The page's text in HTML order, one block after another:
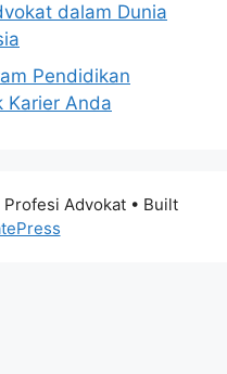
dalam Dunia
Pendidikan
Karier Anda
Advokat • Built